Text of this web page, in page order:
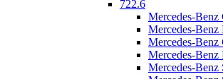
722.6
Mercedes-Benz
Mercedes-Benz
Mercedes-Benz
Mercedes-
Mercedes-Benz